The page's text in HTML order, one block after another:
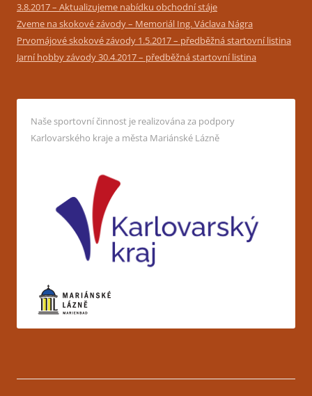
3.8.2017 – Aktualizujeme nabídku obchodní stáje
Zveme na skokové závody – Memoriál Ing. Václava Nágra
Prvomájové skokové závody 1.5.2017 – předběžná startovní listina
Jarní hobby závody 30.4.2017 – předběžná startovní listina
Naše sportovní činnost je realizována za podpory
Karlovarského kraje a města Mariánské Lázně